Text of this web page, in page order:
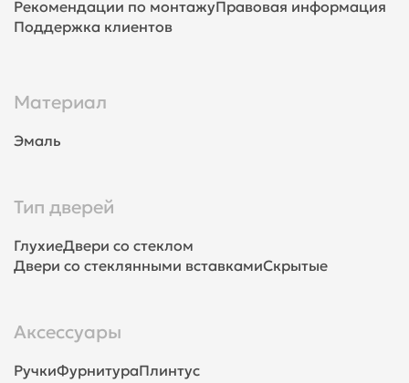
Рекомендации по монтажуПравовая информация
Поддержка клиентов
Материал
Эмаль
Тип дверей
ГлухиеДвери со стеклом
Двери со стеклянными вставкамиСкрытые
Аксессуары
РучкиФурнитураПлинтус